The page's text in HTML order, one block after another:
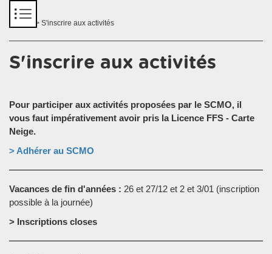
> S'inscrire aux activités
S'inscrire aux activités
Pour participer aux activités proposées par le SCMO, il
vous faut impérativement avoir pris la Licence FFS - Carte
Neige.
> Adhérer au SCMO
Vacances de fin d'années : 26 et 27/12 et 2 et 3/01 (inscription
possible à la journée)
> Inscriptions closes